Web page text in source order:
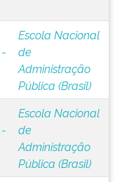
Escola Nacional
de
Administração
Pública (Brasil)
Escola Nacional
de
Administração
Pública (Brasil)